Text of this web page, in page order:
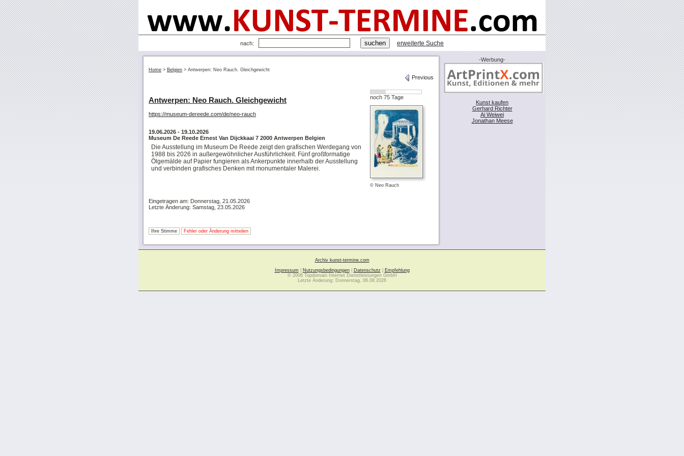
nach: erweiterte Suche
Home > Belgien > Antwerpen: Neo Rauch. Gleichgewicht
Previous
noch 75 Tage
© Neo Rauch
Antwerpen: Neo Rauch. Gleichgewicht
https://museum-dereede.com/de/neo-rauch
19.06.2026 - 19.10.2026
Museum De Reede Ernest Van Dijckkaai 7 2000 Antwerpen Belgien
Die Ausstellung im Museum De Reede zeigt den grafischen Werdegang von
1988 bis 2026 in außergewöhnlicher Ausführlichkeit. Fünf großformatige
Ölgemälde auf Papier fungieren als Ankerpunkte innerhalb der Ausstellung
und verbinden grafisches Denken mit monumentaler Malerei.
Eingetragen am: Donnerstag, 21.05.2026
Letzte Änderung: Samstag, 23.05.2026
Ihre Stimme Fehler oder Änderung mitteilen
-Werbung-
Kunst kaufen
Gerhard Richter
Ai Weiwei
Jonathan Meese
Archiv kunst-termine.com
Impressum
Nutzungsbedingungen| Datenschutz
Empfehlung
© 2006 Topdomain Internet Dienstleistungen GmbH
Letzte Änderung: Donnerstag, 06.08.2026